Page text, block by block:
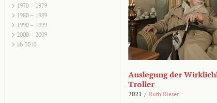
1970 – 1979
1980 – 1989
1990 – 1999
2000 – 2009
ab 2010
Auslegung der
Troller
2021 / Ruth Rieser